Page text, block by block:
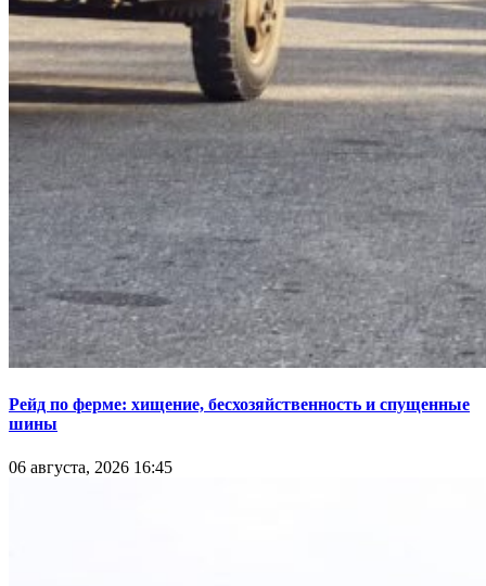
Рейд по ферме: хищение, бесхозяйственность и спущенные
шины
06 августа, 2026 16:45